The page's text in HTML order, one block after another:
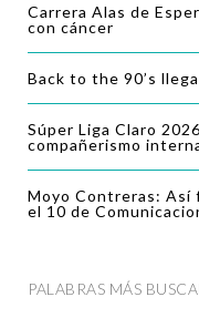
Carrera Alas de
con cáncer
Back to the 90’s
Súper Liga Claro
compañerismo
Moyo Contreras: Así
el 10 de
PALABRAS MÁS